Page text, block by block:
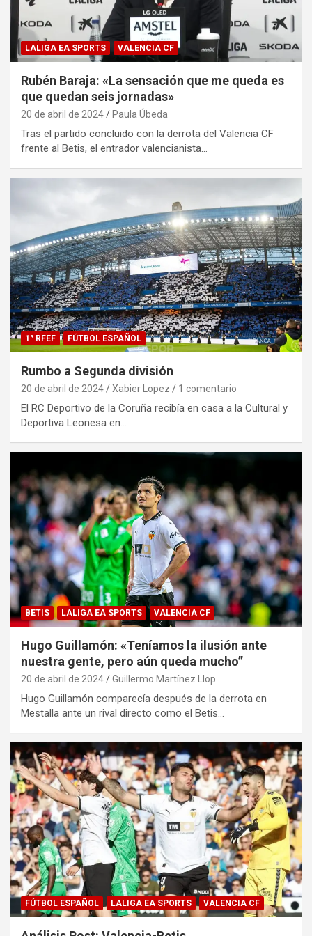
LALIGA EA SPORTS VALENCIA CF
Rubén Baraja: «La sensación que me queda es
que quedan seis jornadas»
20 de abril de 2024 Paula Úbeda
Tras el partido concluido con la derrota del Valencia CF
frente al Betis, el entrador valencianista…
1ª RFEF FÚTBOL ESPAÑOL
Rumbo a Segunda división
20 de abril de 2024 Xabier Lopez 1 comentario
El RC Deportivo de la Coruña recibía en casa a la Cultural y
Deportiva Leonesa en…
BETIS LALIGA EA SPORTS VALENCIA CF
Hugo Guillamón: «Teníamos la ilusión ante
nuestra gente, pero aún queda mucho”
20 de abril de 2024 Guillermo Martínez Llop
Hugo Guillamón comparecía después de la derrota en
Mestalla ante un rival directo como el Betis…
FÚTBOL ESPAÑOL LALIGA EA SPORTS VALENCIA CF